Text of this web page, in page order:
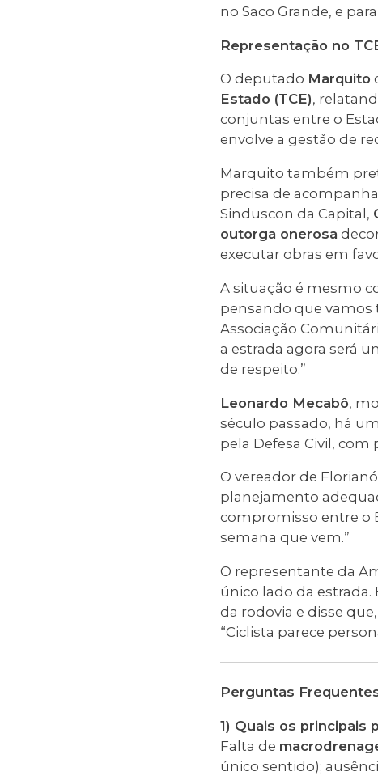
no Saco Grande, e
Representação no
O deputado Marquito
Estado (TCE),
conjuntas entre o
envolve a gestão de
Marquito também
precisa de
Sinduscon da Capital,
outorga onerosa
executar obras em
A situação é mesmo
pensando que vamos
Associação
a estrada agora será
de respeito.”
Leonardo Mecabô,
século passado, há
pela Defesa Civil,
O vereador de
planejamento
compromisso entre o
semana que vem.”
O representante da
único lado da
da rodovia e disse
“Ciclista parece
Perguntas
1) Quais os principais
Falta de
único sentido);